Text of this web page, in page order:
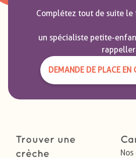
Complétez tout de suite
un spécialiste petite-
DEMANDE DE PLACE EN
Trouver une
crèche